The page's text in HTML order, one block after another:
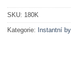
SKU: 180K
Kategorie: Instantní